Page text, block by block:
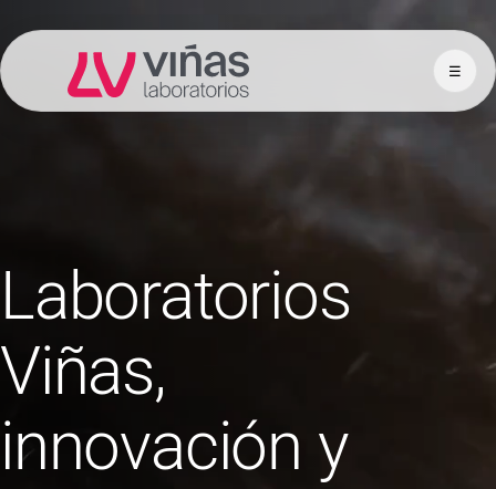
Laboratorios Viñas ☰
Laboratorios
Viñas,
innovación y